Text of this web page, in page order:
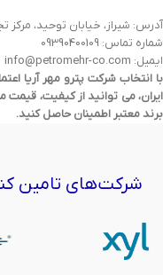
آدرس: شیراز، خیابان توحید، مرکز
شماره تماس: 09390400109
ایمیل: info@petromehr-co.com
ایران، می توانید از کیفیت،
برند معتبر اطمینان حاصل کنید.
شرکت‌های تامین